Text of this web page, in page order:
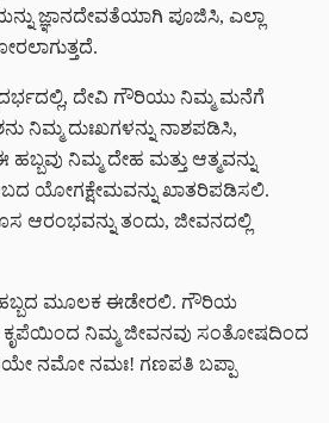
ಜ್ಞಾನದೇವತೆಯಾಗಿ ಪೂಜಿಸಿ, ಎಲ್ಲಾ
ದೇವಿ ಗೌರಿಯು ನಿಮ್ಮ ಮನೆಗೆ
ನಿಮ್ಮ ದುಃಖಗಳನ್ನು ನಾಶಪಡಿಸಿ,
ನಿಮ್ಮ ದೇಹ ಮತ್ತು ಆತ್ಮವನ್ನು
ಯೋಗಕ್ಷೇಮವನ್ನು ಖಾತರಿಪಡಿಸಲಿ.
ತಂದು, ಜೀವನದಲ್ಲಿ
ಹಬ್ಬದ ಮೂಲಕ ಈಡೇರಲಿ. ಗೌರಿಯ
ಕೃಪೆಯಿಂದ ನಿಮ್ಮ ಜೀವನವು ಸಂತೋಷದಿಂದ
ನಮೋ ನಮಃ! ಗಣಪತಿ ಬಪ್ಪಾ